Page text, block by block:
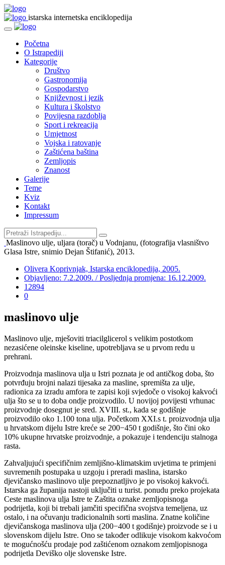
istarska internetska enciklopedija
Početna
O Istrapediji
Kategorije
Društvo
Gastronomija
Gospodarstvo
Književnost i jezik
Kultura i školstvo
Povijesna razdoblja
Sport i rekreacija
Umjetnost
Vojska i ratovanje
Zaštićena baština
Zemljopis
Znanost
Galerije
Teme
Kviz
Kontakt
Impressum
Maslinovo ulje, uljara (torač) u Vodnjanu, (fotografija vlasništvo
Glasa Istre, snimio Dejan Štifanić), 2013.
Olivera Koprivnjak, Istarska enciklopedija, 2005.
Objavljeno: 7.2.2009. / Posljednja promjena: 16.12.2009.
12894
0
maslinovo ulje
Maslinovo ulje, mješoviti triacilglicerol s velikim postotkom
nezasićene oleinske kiseline, upotrebljava se u prvom redu u
prehrani.
Proizvodnja maslinova ulja u Istri poznata je od antičkog doba, što
potvrđuju brojni nalazi tijesaka za masline, spremišta za ulje,
radionica za izradu amfora te zapisi koji svjedoče o visokoj kakvoći
ulja što se u to doba ondje proizvodilo. U novijoj povijesti vrhunac
proizvodnje dosegnut je sred. XVIII. st., kada se godišnje
proizvodilo oko 1.100 tona ulja. Početkom XXI.s t. proizvodnja ulja
u hrvatskom dijelu Istre kreće se 200−450 t godišnje, što čini oko
10% ukupne hrvatske proizvodnje, a pokazuje i tendenciju stalnoga
rasta.
Zahvaljujući specifičnim zemljišno-klimatskim uvjetima te primjeni
suvremenih postupaka u uzgoju i preradi maslina, istarsko
djevičansko maslinovo ulje prepoznatljivo je po visokoj kakvoći.
Istarska ga županija nastoji uključiti u turist. ponudu preko projekata
Ceste maslinova ulja Istre te Zaštita oznake zemljopisnoga
podrijetla, koji bi trebali jamčiti specifična svojstva temeljena, uz
ostalo, i na očuvanju tradicionalnih sorti maslina. Znatne količine
djevičanskoga maslinova ulja (200−400 t godišnje) proizvode se i u
slovenskom dijelu Istre. Ono se također odlikuje visokom kakvoćom
te mogućnošću prodaje pod zaštićenom oznakom zemljopisnoga
podrijetla Deviško olje slovenske Istre.